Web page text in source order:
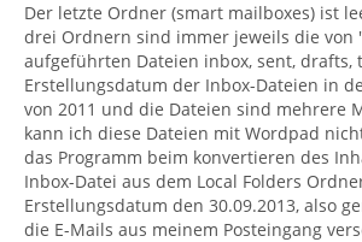
Der letzte Ordner (smart mailboxes) ist
drei Ordnern sind immer jeweils die von
aufgeführten Dateien inbox, sent, drafts,
Erstellungsdatum der Inbox-Dateien in
von 2011 und die Dateien sind mehrere
kann ich diese Dateien mit Wordpad
das Programm beim konvertieren des
Inbox-Datei aus dem Local Folders
Erstellungsdatum den 30.09.2013, also
die E-Mails aus meinem Posteingang